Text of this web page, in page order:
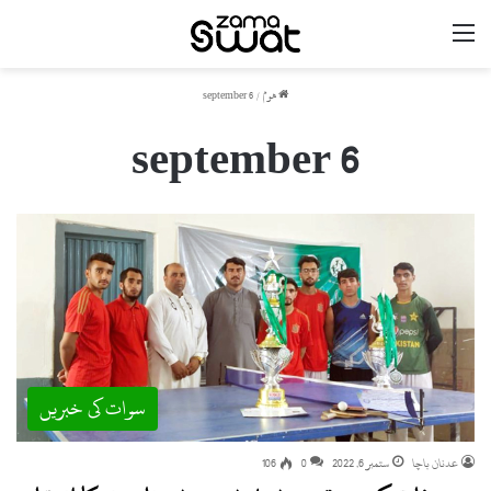
ھوم/
6 september
6 september
سوات کی خبریں
عدنان باچا ستمبر 6, 2022 0
106